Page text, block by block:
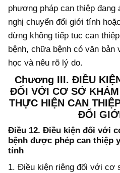
phương pháp can thiệp đang
nghị chuyển đổi giới tính
dừng không tiếp tục can
bệnh, chữa bệnh có văn
học và nêu rõ lý do.
Chương III. ĐIỀU
ĐỐI VỚI CƠ SỞ
THỰC HIỆN CAN
ĐỔI
Điều 12. Điều kiện đối với
bệnh được phép can thiệp
tính
1. Điều kiện riêng đối với cơ